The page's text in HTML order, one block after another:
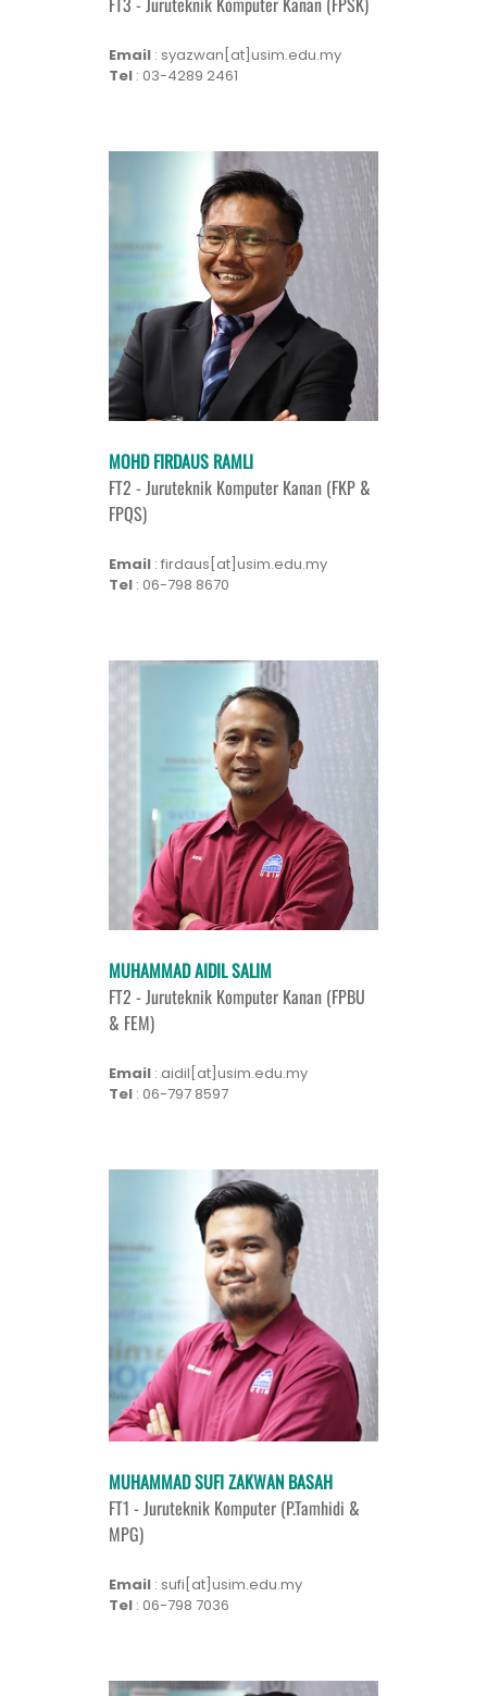
Email : syazwan[at]usim.edu.my
Tel : 03-4289 2461
MOHD FIRDAUS RAMLI
FT2 - Juruteknik Komputer Kanan (FKP &
FPQS)
Email : firdaus[at]usim.edu.my
Tel : 06-798 8670
MUHAMMAD AIDIL SALIM
FT2 - Juruteknik Komputer Kanan (FPBU
& FEM)
Email : aidil[at]usim.edu.my
Tel : 06-797 8597
MUHAMMAD SUFI ZAKWAN BASAH
FT1 - Juruteknik Komputer (P.Tamhidi &
MPG)
Email : sufi[at]usim.edu.my
Tel : 06-798 7036